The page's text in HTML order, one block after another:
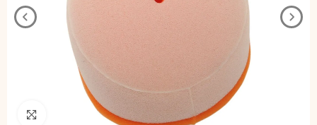
Pincha para agrandar